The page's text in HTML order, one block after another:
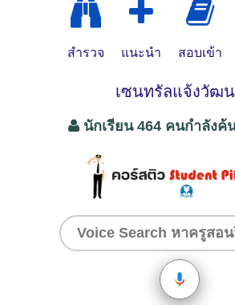
สำรวจ แนะนำ สอบเข้า
เซนทรัลแจ้งวัฒ
นักเรียน 464 คนกำลังค้